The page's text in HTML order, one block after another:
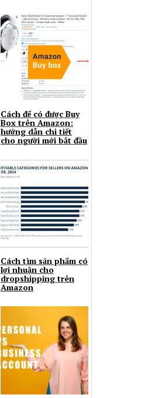
Cách để có được Buy
Box trên Amazon:
hướng dẫn chi tiết
cho người mới bắt đầu
Cách tìm sản phẩm có
lợi nhuận cho
dropshipping trên
Amazon